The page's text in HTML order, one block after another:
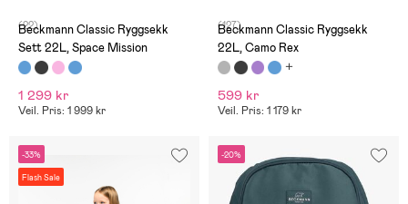
(22)
Beckmann Classic Ryggsekk
Sett 22L, Space Mission
1 299 kr
Veil. Pris: 1 999 kr
(127)
Beckmann Classic Ryggsekk
22L, Camo Rex
599 kr
Veil. Pris: 1 179 kr
-33%
Flash Sale
-20%